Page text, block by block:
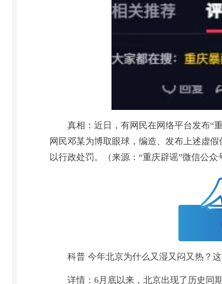
真相：近日，有网民在网络平台发布“
网民邓某为博取眼球，编造、发布上述虚
以行政处罚。（来源：“重庆辟谣”微信公众
科普 今年北京为什么又湿又闷又热？
详情：6月底以来，北京出现了历史